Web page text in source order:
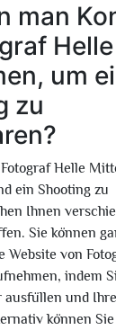
man
um
zu
Helle
ein Shooting zu
Ihnen
Sie können
Website von
indem
und
können